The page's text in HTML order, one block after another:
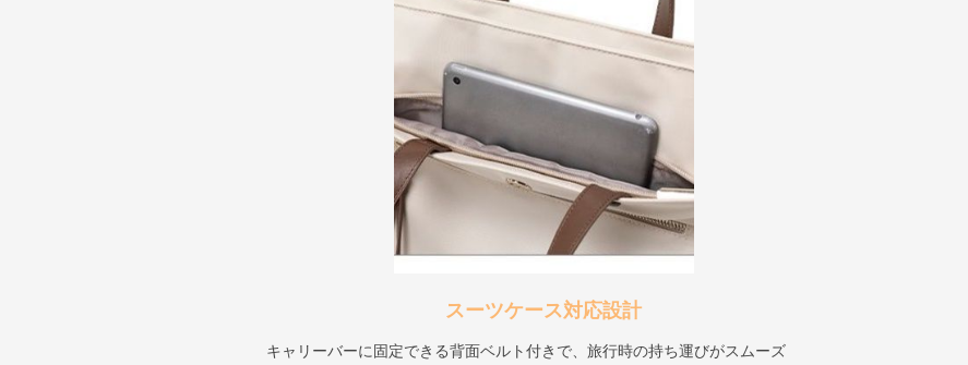
スーツケース対応設計
キャリーバーに固定できる背面ベルト付きで、旅行時の持ち運びがスムーズ